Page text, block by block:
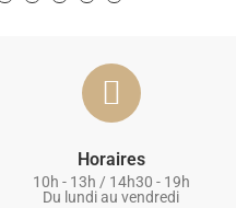
Horaires
10h - 13h / 14h30 - 19h
Du lundi au vendredi